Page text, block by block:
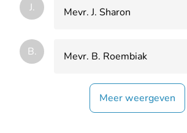
J. Mevr. J. Sharon
B. Mevr. B. Roembiak
Meer weergeven